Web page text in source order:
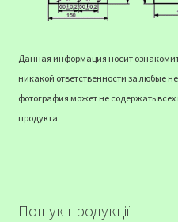
Данная информация носит
никакой ответственности за любые
фотография может не содержать
продукта.
Пошук продукції